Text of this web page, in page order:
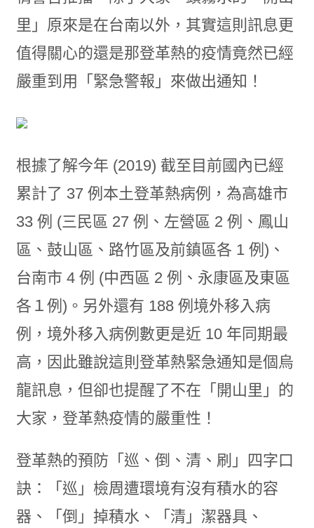
里」原來是在台南以外，其實這則訊息更
值得關心的還是那登革熱的疫情竟然已經
嚴重到用「緊急警報」來做出通知！
根據了解今年 (2019) 截至目前國內已經
累計了 37 例本土登革熱病例，為高雄市
33 例 (三民區 27 例、左營區 2 例、鳳山
區、鼓山區、路竹區及前鎮區各 1 例)、
台南市 4 例 (中西區 2 例、永康區及東區
各１例)。另外還有 188 例境外移入病
例，境外移入病例數更是近 10 年同期最
高，因此雖說這則登革熱緊急通知是個烏
龍訊息，但卻也提醒了不在「開山里」的
大家，登革熱疫情的嚴重性！
登革熱的預防「巡、倒、清、刷」四字口
訣：「巡」檢周遭環境有沒有積水的容
器、「倒」掉積水、「清」潔器具、